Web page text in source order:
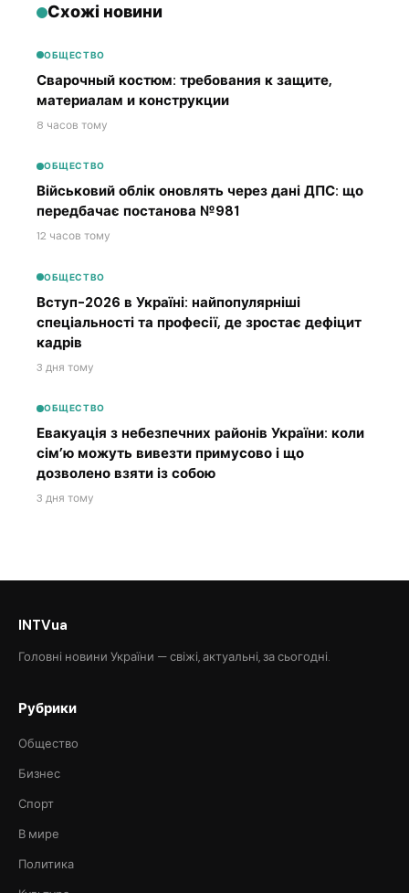
Схожі новини
ОБЩЕСТВО
Сварочный костюм: требования к защите,
материалам и конструкции
8 часов тому
ОБЩЕСТВО
Військовий облік оновлять через дані ДПС: що
передбачає постанова №981
12 часов тому
ОБЩЕСТВО
Вступ-2026 в Україні: найпопулярніші
спеціальності та професії, де зростає дефіцит
кадрів
3 дня тому
ОБЩЕСТВО
Евакуація з небезпечних районів України: коли
сім’ю можуть вивезти примусово і що
дозволено взяти із собою
3 дня тому
INTVua
Головні новини України — свіжі, актуальні, за сьогодні.
Рубрики
Общество
Бизнес
Спорт
В мире
Политика